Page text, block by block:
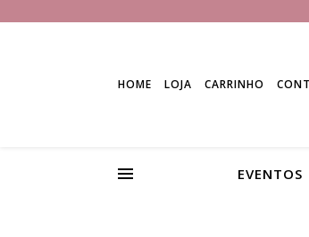
HOME LOJA CARRINHO